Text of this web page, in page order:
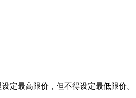
最高限价，但不得设定最低限价。